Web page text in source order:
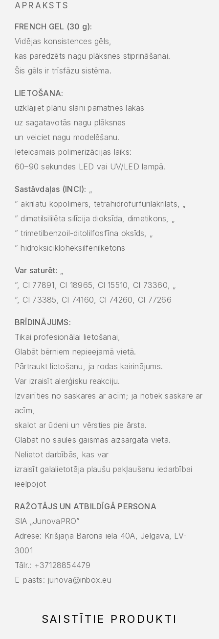
APRAKSTS
FRENCH GEL (30 g):
Vidējas konsistences gēls,
kas paredzēts nagu plāksnes stiprināšanai.
Šis gēls ir trīsfāzu sistēma.
LIETOŠANA:
uzklājiet plānu slāni pamatnes lakas
uz sagatavotās nagu plāksnes
un veiciet nagu modelēšanu.
Ieteicamais polimerizācijas laiks:
60–90 sekundes LED vai UV/LED lampā.
Sastāvdaļas (INCI): „
” akrilātu kopolimērs, tetrahidrofurfurilakrilāts, „
” dimetilsililēta silīcija dioksīda, dimetikons, „
” trimetilbenzoil-ditolilfosfīna oksīds, „
” hidroksicikloheksilfenilketons
Var saturēt: „
”, CI 77891, CI 18965, CI 15510, CI 73360, „
”, CI 73385, CI 74160, CI 74260, CI 77266
BRĪDINĀJUMS:
Tikai profesionālai lietošanai,
Glabāt bērniem nepieejamā vietā.
Pārtraukt lietošanu, ja rodas kairinājums.
Var izraisīt alerģisku reakciju.
Izvairīties no saskares ar acīm; ja notiek saskare ar
acīm,
skalot ar ūdeni un vērsties pie ārsta.
Glabāt no saules gaismas aizsargātā vietā.
Nelietot darbībās, kas var
izraisīt galalietotāja plaušu pakļaušanu iedarbībai
ieelpojot
RAŽOTĀJS UN ATBILDĪGĀ PERSONA
SIA „JunovaPRO”
Adrese: Krišjaņa Barona iela 40A, Jelgava, LV-
3001
Tālr.: +37128854479
E-pasts: junova@inbox.eu
SAISTĪTIE PRODUKTI